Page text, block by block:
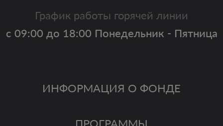
ИНФОРМАЦИЯ О ФОНДЕ
График работы горячей линии
с 09:00 до 18:00 Понедельник - Пятница